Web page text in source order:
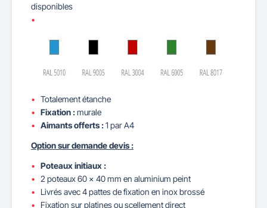
disponibles
Totalement étanche
Fixation :murale
Aimants offerts :1 par A4
Option sur demande devis :
Poteaux initiaux :
2 poteaux 60 x 40 mm en aluminium peint
Livrés avec 4 pattes de fixation en inox brossé
Fixation sur platines ou scellement direct